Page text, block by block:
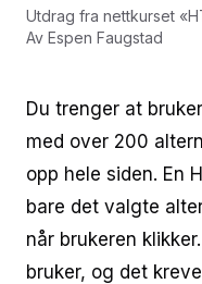
Utdrag fra nettkurset «
Av Espen Faugstad
Du trenger at
med over 200
opp hele siden. En
bare det valgte
når brukeren
bruker, og det